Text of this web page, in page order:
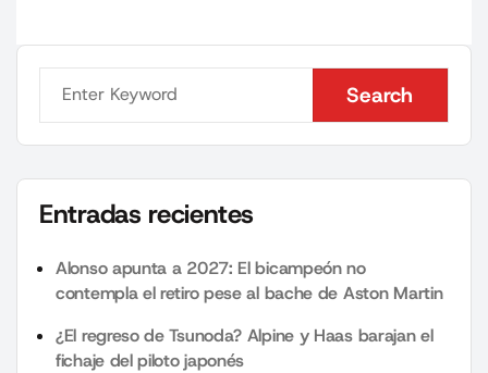
Search
Search
Entradas recientes
Alonso apunta a 2027: El bicampeón no
contempla el retiro pese al bache de Aston Martin
¿El regreso de Tsunoda? Alpine y Haas barajan el
fichaje del piloto japonés